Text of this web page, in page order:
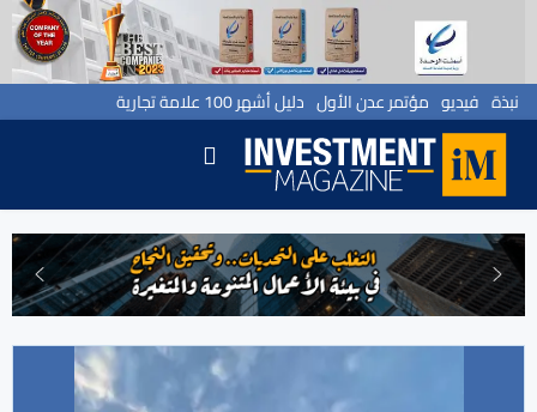
نبذة فيديو مؤتمر عدن الأول دليل أشهر 100 علامة تجارية